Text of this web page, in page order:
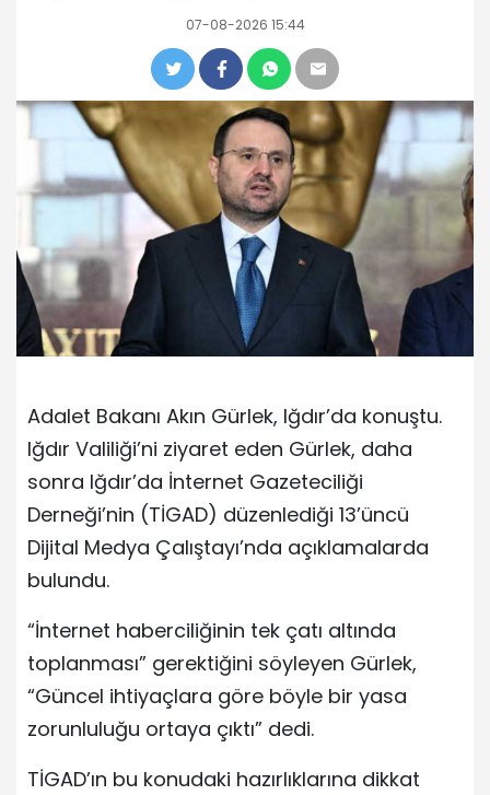
07-08-2026 15:44
Adalet Bakanı Akın Gürlek, Iğdır’da konuştu.
Iğdır Valiliği’ni ziyaret eden Gürlek, daha
sonra Iğdır’da İnternet Gazeteciliği
Derneği’nin (TİGAD) düzenlediği 13’üncü
Dijital Medya Çalıştayı’nda açıklamalarda
bulundu.
“İnternet haberciliğinin tek çatı altında
toplanması” gerektiğini söyleyen Gürlek,
“Güncel ihtiyaçlara göre böyle bir yasa
zorunluluğu ortaya çıktı” dedi.
TİGAD’ın bu konudaki hazırlıklarına dikkat